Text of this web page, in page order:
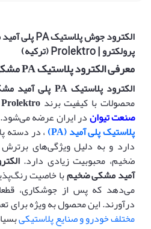
پرولکترو | Prolektro (ترکیه)
معرفی الکترود پلاستیک PA مشکی ضخیم
الکترودپلاستیک PA پلی آمید
محصولات با کیفیت برندProlektro
صنعت تیواندر ایران عرضه
پلاستیک پلی آمید (PA) ، در دسته
دارد و به دلیل ویژگی‌های
ضخیم، محبوبیت زیادی دارد.
آمید مشکی ضخیمبا خاصیت
می‌دهد که پس از جوشکاری،
درآورند. این محصول به ویژه برای
مختلف خودرو و صنایع پلاستیکی